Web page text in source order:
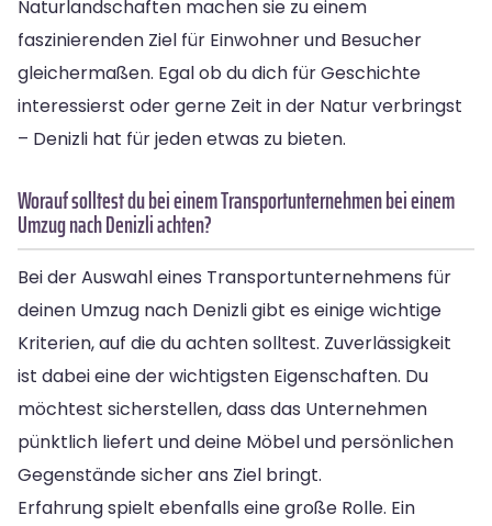
Naturlandschaften machen sie zu einem
faszinierenden Ziel für Einwohner und Besucher
gleichermaßen. Egal ob du dich für Geschichte
interessierst oder gerne Zeit in der Natur verbringst
– Denizli hat für jeden etwas zu bieten.
Worauf solltest du bei einem Transportunternehmen bei einem
Umzug nach Denizli achten?
Bei der Auswahl eines Transportunternehmens für
deinen Umzug nach Denizli gibt es einige wichtige
Kriterien, auf die du achten solltest. Zuverlässigkeit
ist dabei eine der wichtigsten Eigenschaften. Du
möchtest sicherstellen, dass das Unternehmen
pünktlich liefert und deine Möbel und persönlichen
Gegenstände sicher ans Ziel bringt.
Erfahrung spielt ebenfalls eine große Rolle. Ein